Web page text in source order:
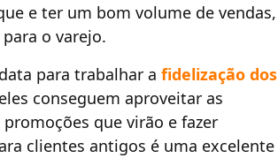
e ter um bom volume de vendas,
o varejo.
para trabalhar afidelização dos
conseguem aproveitar as
que virão e fazer
clientes antigos é uma excelente